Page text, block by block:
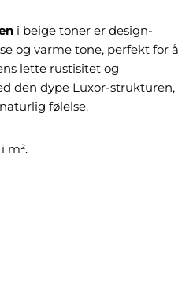
i beige toner er design-
og varme tone, perfekt for å
lette rustisitet og
den dype Luxor-strukturen,
følelse.
m².